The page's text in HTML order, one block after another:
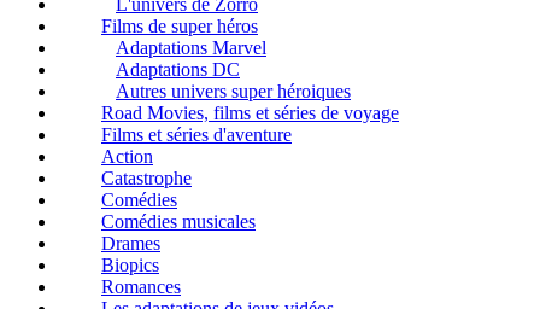
Films de super héros
Adaptations Marvel
Adaptations DC
Autres univers super héroiques
Road Movies, films et séries de voyage
Films et séries d'aventure
Action
Catastrophe
Comédies
Comédies musicales
Drames
Biopics
Romances